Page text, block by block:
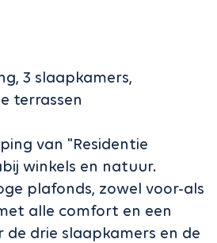
3 slaapkamers,
terrassen
van "Residentie
winkels en natuur.
plafonds, zowel voor-als
alle comfort en een
drie slaapkamers en de